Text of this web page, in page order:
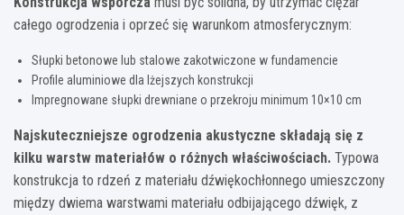
całego ogrodzenia i oprzeć się warunkom atmosferycznym:
Słupki betonowe lub stalowe zakotwiczone w fundamencie
Profile aluminiowe dla lżejszych konstrukcji
Impregnowane słupki drewniane o przekroju minimum 10×10 cm
Najskuteczniejsze ogrodzenia akustyczne składają się z
kilku warstw materiałów o różnych właściwościach. Typowa
konstrukcja to rdzeń z materiału dźwiękochłonnego umieszczony
między dwiema warstwami materiału odbijającego dźwięk, z